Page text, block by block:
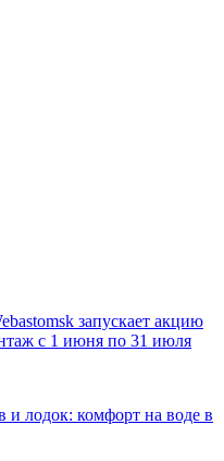
запускает акцию
с 1 июня по 31 июля
и лодок: комфорт на воде в